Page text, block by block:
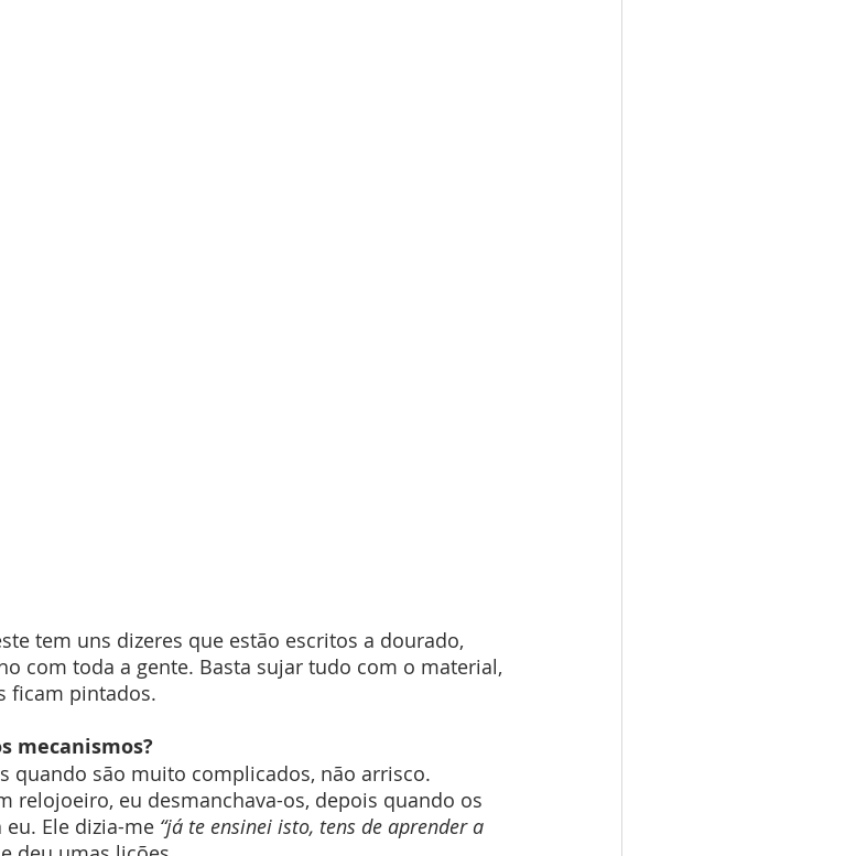
tem uns dizeres que estão escritos a dourado,
com toda a gente. Basta sujar tudo com o material,
ficam pintados.
mecanismos?
quando são muito complicados, não arrisco.
relojoeiro, eu desmanchava-os, depois quando os
Ele dizia-me “já te ensinei isto, tens de aprender a